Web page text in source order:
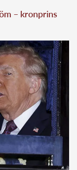
– kronprins